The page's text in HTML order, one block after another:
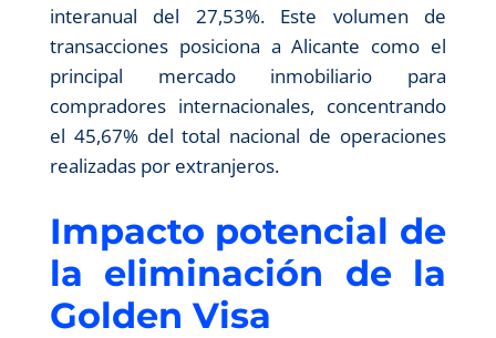
interanual del 27,53%. Este volumen de
transacciones posiciona a Alicante como el
principal mercado inmobiliario para
compradores internacionales, concentrando
el 45,67% del total nacional de operaciones
realizadas por extranjeros.
Impacto potencial de
la eliminación de la
Golden Visa